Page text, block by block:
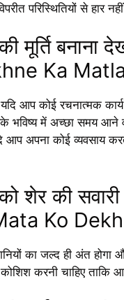
परिस्थितियों से हार नहीं
की मूर्ति
Ka
आप कोई रचनात्मक
में अच्छा समय आने
आप अपना कोई व्यवसाय
को शेर की
Ko
का जल्द ही अंत होगा
करनी चाहिए ताकि